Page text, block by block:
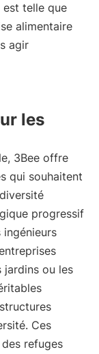
telle que
alimentaire
agir
les
3Bee offre
qui souhaitent
progressif
jardins ou les
Ces
refuges